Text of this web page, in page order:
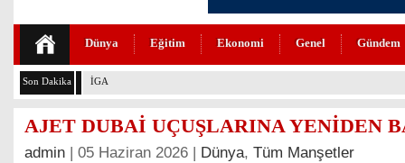
Dünya Eğitim Ekonomi Genel Gündem
Son Dakika İGA’DA 4. PİST İÇİN GERİ SAYIM BAŞLADI
AJET DUBAİ UÇUŞLARINA YENİDEN
admin | 05 Haziran 2026 | Dünya, Tüm Manşetler